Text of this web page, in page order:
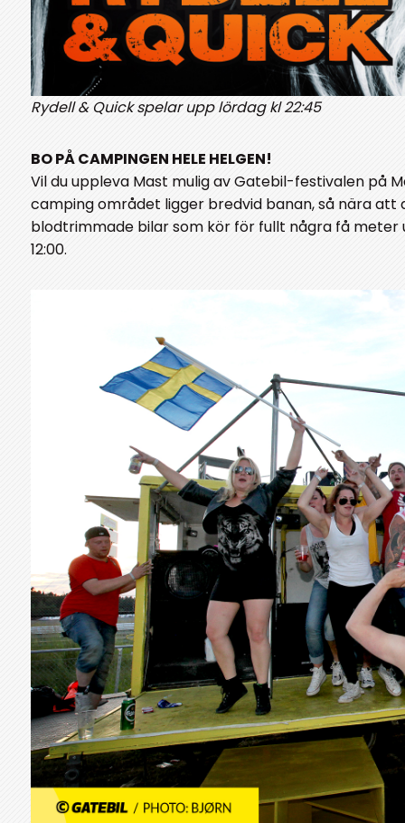
Rydell & Quick spelar upp lördag kl 22:45
BO PÅ CAMPINGEN HELE HELGEN!
Vil du uppleva Mast mulig av Gatebil-festivalen på
camping området ligger bredvid banan, så nära
blodtrimmade bilar som kör för fullt några få meter
12:00.